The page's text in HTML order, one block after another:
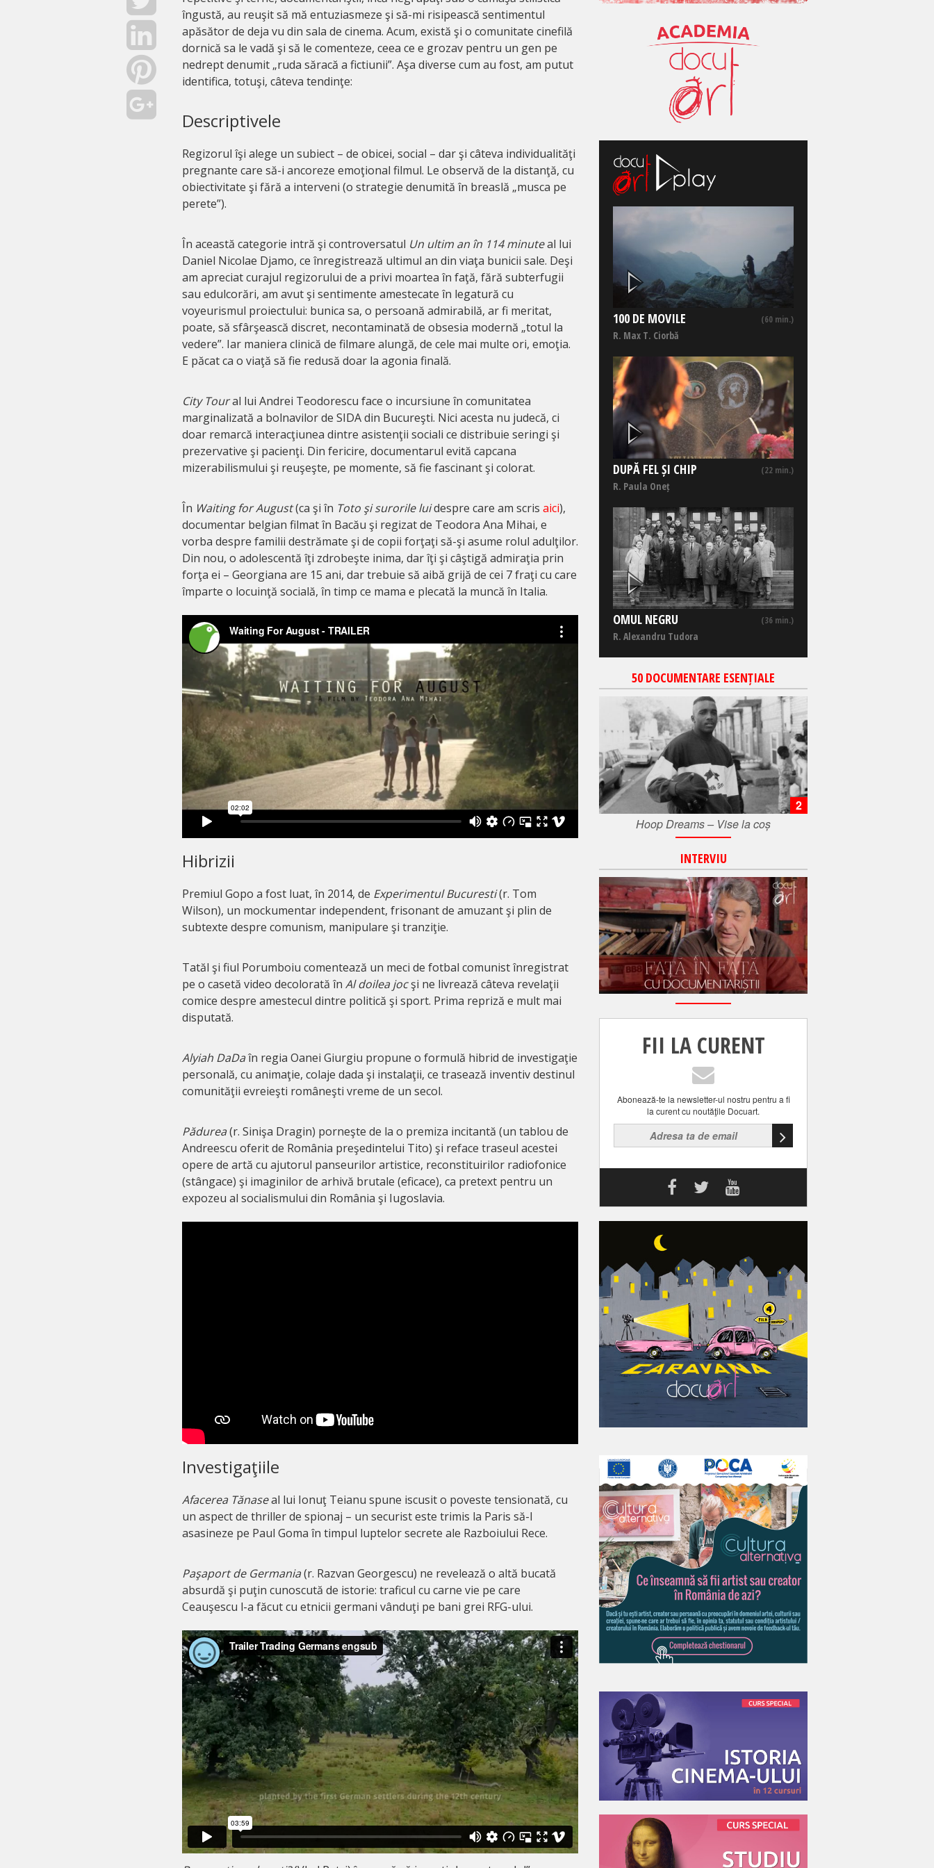
îngustă, au reuşit să mă entuziasmeze şi să-mi risipească sentimentul
apăsător de deja vu din sala de cinema. Acum, există şi o comunitate cinefilă
dornică sa le vadă şi să le comenteze, ceea ce e grozav pentru un gen pe
nedrept denumit „ruda săracă a fictiunii”. Aşa diverse cum au fost, am putut
identifica, totuşi, câteva tendinţe:
Descriptivele
Regizorul îşi alege un subiect – de obicei, social – dar şi câteva individualităţi
pregnante care să-i ancoreze emoţional filmul. Le observă de la distanţă, cu
obiectivitate şi fără a interveni (o strategie denumită în breaslă „musca pe
perete”).
În această categorie intră şi controversatul Un ultim an în 114 minuteal lui
Daniel Nicolae Djamo, ce înregistrează ultimul an din viaţa bunicii sale. Deşi
am apreciat curajul regizorului de a privi moartea în faţă, fără subterfugii
sau edulcorări, am avut şi sentimente amestecate în legatură cu
voyeurismul proiectului: bunica sa, o persoană admirabilă, ar fi meritat,
poate, să sfârşească discret, necontaminată de obsesia modernă „totul la
vedere”. Iar maniera clinică de filmare alungă, de cele mai multe ori, emoţia.
E păcat ca o viaţă să fie redusă doar la agonia finală.
City Toural lui Andrei Teodorescu face o incursiune în comunitatea
marginalizată a bolnavilor de SIDA din Bucureşti. Nici acesta nu judecă, ci
doar remarcă interacţiunea dintre asistenţii sociali ce distribuie seringi şi
prezervative şi pacienţi. Din fericire, documentarul evită capcana
mizerabilismului şi reuşeşte, pe momente, să fie fascinant şi colorat.
În Waiting for August(ca şi în Toto şi surorile luidespre care am scris aici),
documentar belgian filmat în Bacău şi regizat de Teodora Ana Mihai, e
vorba despre familii destrămate şi de copii forţaţi să-şi asume rolul adulţilor.
Din nou, o adolescentă îţi zdrobeşte inima, dar îţi şi câştigă admiraţia prin
forţa ei – Georgiana are 15 ani, dar trebuie să aibă grijă de cei 7 fraţi cu care
împarte o locuinţă socială, în timp ce mama e plecată la muncă în Italia.
Hibrizii
Premiul Gopo a fost luat, în 2014, de Experimentul Bucuresti(r. Tom
Wilson), un mockumentar independent, frisonant de amuzant şi plin de
subtexte despre comunism, manipulare şi tranziţie.
Tatăl şi fiul Porumboiu comentează un meci de fotbal comunist înregistrat
pe o casetă video decolorată în Al doilea jocşi ne livrează câteva revelaţii
comice despre amestecul dintre politică şi sport. Prima repriză e mult mai
disputată.
Alyiah DaDaîn regia Oanei Giurgiu propune o formulă hibrid de investigaţie
personală, cu animaţie, colaje dada şi instalaţii, ce trasează inventiv destinul
comunităţii evreieşti româneşti vreme de un secol.
Pădurea(r. Sinişa Dragin) porneşte de la o premiza incitantă (un tablou de
Andreescu oferit de România preşedintelui Tito) şi reface traseul acestei
opere de artă cu ajutorul panseurilor artistice, reconstituirilor radiofonice
(stângace) şi imaginilor de arhivă brutale (eficace), ca pretext pentru un
expozeu al socialismului din România şi Iugoslavia.
Investigaţiile
Afacerea Tănaseal lui Ionuţ Teianu spune iscusit o poveste tensionată, cu
un aspect de thriller de spionaj – un securist este trimis la Paris să-l
asasineze pe Paul Goma în timpul luptelor secrete ale Razboiului Rece.
Paşaport de Germania(r. Razvan Georgescu) ne revelează o altă bucată
absurdă şi puţin cunoscută de istorie: traficul cu carne vie pe care
Ceauşescu l-a făcut cu etnicii germani vânduţi pe bani grei RFG-ului.
100 DE MOVILE (60 min.)
R. Max T. Ciorbă
DUPĂ FEL ȘI CHIP (22 min.)
R. Paula Oneț
OMUL NEGRU (36 min.)
R. Alexandru Tudora
50 DOCUMENTARE ESENȚIALE
Hoop Dreams – Vise la coș
2
INTERVIU
FII LA CURENT
Abonează-te la newsletter-ul nostru pentru a fi
la curent cu noutăţile Docuart.